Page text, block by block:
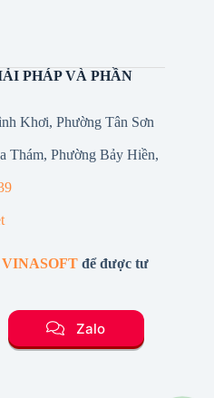
PHÁP VÀ PHẦN
Khơi, Phường Tân Sơn
Thám, Phường Bảy Hiền,
VINASOFT để được tư
Zalo